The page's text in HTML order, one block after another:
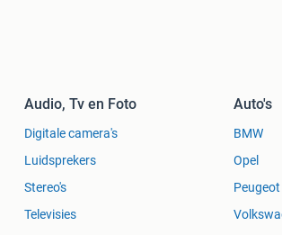
Audio, Tv en Foto
Digitale camera's
Luidsprekers
Stereo's
Televisies
Auto's
BMW
Opel
Peugeot